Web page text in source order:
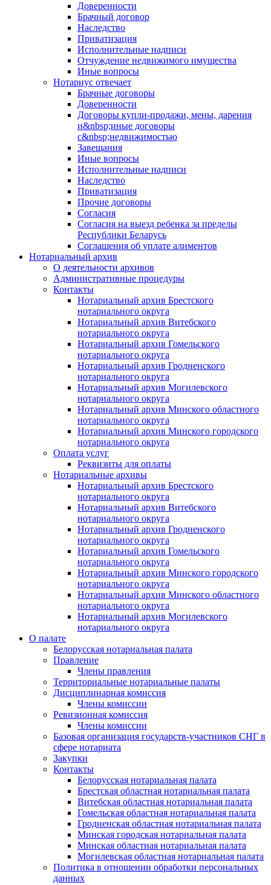
Доверенности
Брачный договор
Наследство
Приватизация
Исполнительные надписи
Отчуждение недвижимого имущества
Иные вопросы
Нотариус отвечает
Брачные договоры
Доверенности
Договоры купли-продажи, мены, дарения
и&nbsp;иные договоры
с&nbsp;недвижимостью
Завещания
Иные вопросы
Исполнительные надписи
Наследство
Приватизация
Прочие договоры
Согласия
Согласия на выезд ребенка за пределы
Республики Беларусь
Соглашения об уплате алиментов
Нотариальный архив
О деятельности архивов
Административные процедуры
Контакты
Нотариальный архив Брестского
нотариального округа
Нотариальный архив Витебского
нотариального округа
Нотариальный архив Гомельского
нотариального округа
Нотариальный архив Гродненского
нотариального округа
Нотариальный архив Могилевского
нотариального округа
Нотариальный архив Минского областного
нотариального округа
Нотариальный архив Минского городского
нотариального округа
Оплата услуг
Реквизиты для оплаты
Нотариальные архивы
Нотариальный архив Брестского
нотариального округа
Нотариальный архив Витебского
нотариального округа
Нотариальный архив Гродненского
нотариального округа
Нотариальный архив Гомельского
нотариального округа
Нотариальный архив Минского городского
нотариального округа
Нотариальный архив Минского областного
нотариального округа
Нотариальный архив Могилевского
нотариального округа
О палате
Белорусская нотариальная палата
Правление
Члены правления
Территориальные нотариальные палаты
Дисциплинарная комиссия
Члены комиссии
Ревизионная комиссия
Члены комиссии
Базовая организация государств-участников СНГ в
сфере нотариата
Закупки
Контакты
Белорусская нотариальная палата
Брестская областная нотариальная палата
Витебская областная нотариальная палата
Гомельская областная нотариальная палата
Гродненская областная нотариальная палата
Минская городская нотариальная палата
Минская областная нотариальная палата
Могилевская областная нотариальная палата
Политика в отношении обработки персональных
данных